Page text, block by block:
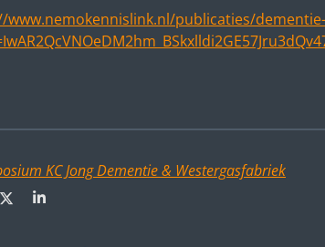
www.nemokennislink.nl/publicaties/
KC Jong Dementie & Westergasfabriek
D
S